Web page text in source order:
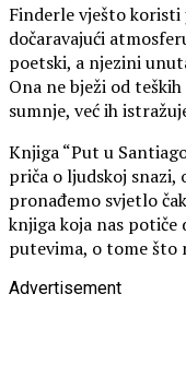
Finderle vješto koristi
dočaravajući
poetski, a njezini
Ona ne bježi od
sumnje, već ih
Knjiga “Put u
priča o ljudskoj
pronađemo svjetlo
knjiga koja nas
putevima, o tome što
Advertisement